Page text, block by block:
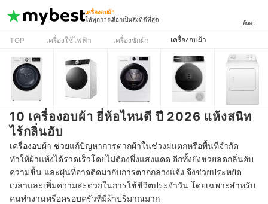
เครื่องอบผ้า
ให้ทุกการเลือกเป็นสิ่งที่ดีที่สุด
ค้นหา
TOP เครื่องใช้ไฟฟ้า เครื่องซักผ้า เครื่องอบผ้า
10 เครื่องอบผ้า ยี่ห้อไหนดี ปี 2026 แห้งสนิท
ไร้กลิ่นอับ
เครื่องอบผ้า ช่วยแก้ปัญหาการตากผ้าในช่วงฝนตกหรือพื้นที่จำกัด
ทำให้ผ้าแห้งได้รวดเร็วโดยไม่ต้องพึ่งแสงแดด อีกทั้งยังช่วยลดกลิ่นอับ
ความชื้น และฝุ่นที่อาจติดมากับการตากกลางแจ้ง จึงช่วยประหยัด
เวลาและเพิ่มความสะดวกในการใช้ชีวิตประจำวัน โดยเฉพาะสำหรับ
คนทำงานหรือครอบครัวที่มีผ้าปริมาณมาก